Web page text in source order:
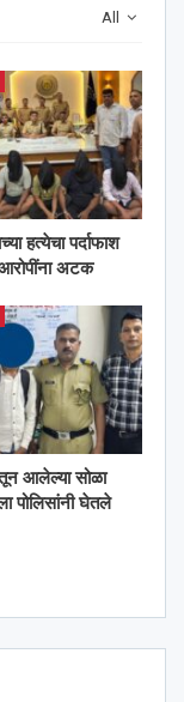
All
हत्येचा पर्दाफाश
अटक
आलेल्या सोळा
पोलिसांनी घेतले